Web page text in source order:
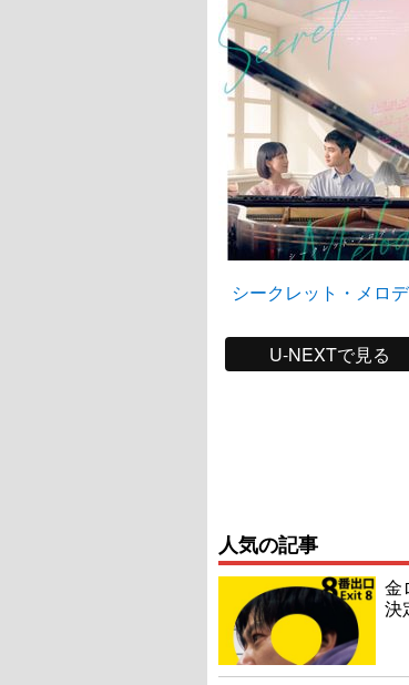
シークレット・メロ
U-NEXTで見る
人気の記事
金
決